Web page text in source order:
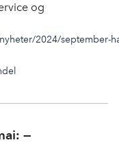
og
2024/september-
—